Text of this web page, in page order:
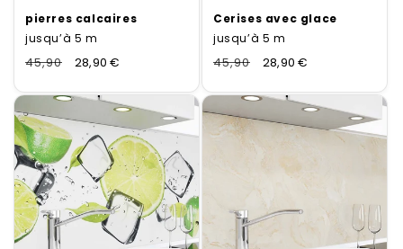
pierres calcaires
jusqu’à 5 m
Normaler
45,90 Verkaufspreis
28,90 €
Cerises avec glace
jusqu’à 5 m
Normaler
45,90 Verkaufspreis
28,90 €